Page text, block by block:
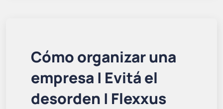
Cómo organizar una
empresa | Evitá el
desorden | Flexxus